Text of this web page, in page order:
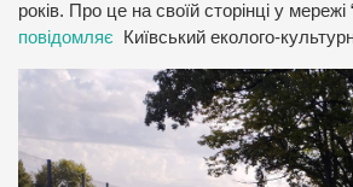
років. Про це на своїй сторінці у мережі
повідомляє Київський еколого-